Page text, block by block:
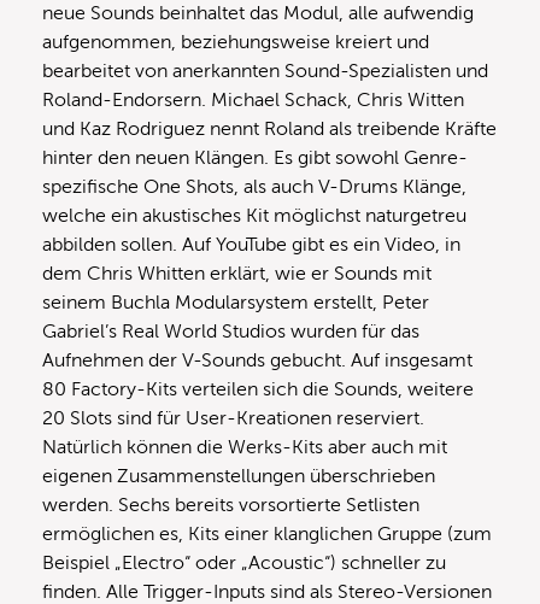
neue Sounds beinhaltet das Modul, alle aufwendig
aufgenommen, beziehungsweise kreiert und
bearbeitet von anerkannten Sound-Spezialisten und
Roland-Endorsern. Michael Schack, Chris Witten
und Kaz Rodriguez nennt Roland als treibende Kräfte
hinter den neuen Klängen. Es gibt sowohl Genre-
spezifische One Shots, als auch V-Drums Klänge,
welche ein akustisches Kit möglichst naturgetreu
abbilden sollen. Auf YouTube gibt es ein Video, in
dem Chris Whitten erklärt, wie er Sounds mit
seinem Buchla Modularsystem erstellt, Peter
Gabriel’s Real World Studios wurden für das
Aufnehmen der V-Sounds gebucht. Auf insgesamt
80 Factory-Kits verteilen sich die Sounds, weitere
20 Slots sind für User-Kreationen reserviert.
Natürlich können die Werks-Kits aber auch mit
eigenen Zusammenstellungen überschrieben
werden. Sechs bereits vorsortierte Setlisten
ermöglichen es, Kits einer klanglichen Gruppe (zum
Beispiel „Electro“ oder „Acoustic“) schneller zu
finden. Alle Trigger-Inputs sind als Stereo-Versionen